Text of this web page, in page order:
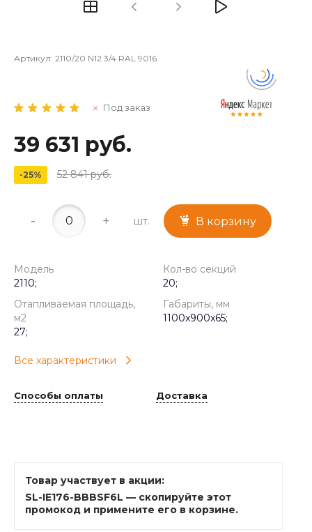
Артикул: 2110/20 N12 3/4 RAL 9016
Под заказ
39 631 руб.
-25% 52 841 руб.
- + шт. В корзину
Модель
2110;
Кол-во секций
20;
Отапливаемая площадь,
м2
27;
Габариты, мм
1100x900x65;
Все характеристики
Способы оплаты Доставка
Товар участвует в акции:
SL-IE176-BBBSF6L — скопируйте этот
промокод и примените его в корзине.